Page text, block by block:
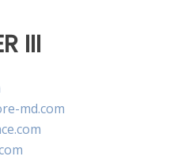
III
md.com